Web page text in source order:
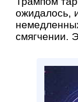
ожидалось,
смягчении.